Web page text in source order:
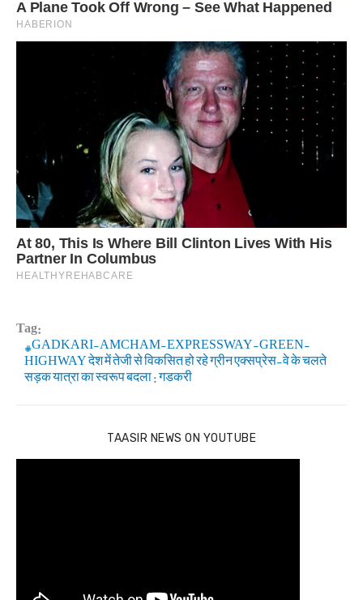
Tag:
GADKARI-AMCHAM-EXPRESSWAY-GREEN-
HIGHWAY देश में तेजी से विकसित हो रहे ग्रीन एक्सप्रेस-वे के चलते
सड़क यात्रा का स्वरूप बदला : गडकरी
TAASIR NEWS ON YOUTUBE